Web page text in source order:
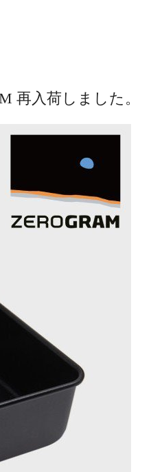
再入荷しました。